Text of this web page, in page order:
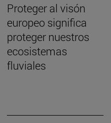
Proteger al visón
europeo significa
proteger nuestros
ecosistemas
fluviales